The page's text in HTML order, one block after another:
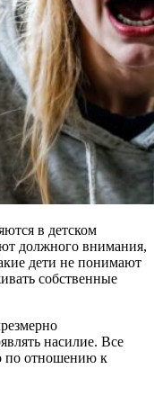
в детском
должного внимания,
дети не понимают
собственные
насилие. Все
по отношению к